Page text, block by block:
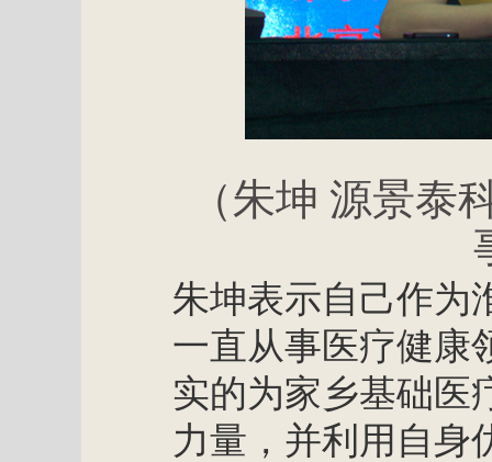
（朱坤 源景泰
朱坤表示自己作为
一直从事医疗健康
实的为家乡基础医
力量，并利用自身